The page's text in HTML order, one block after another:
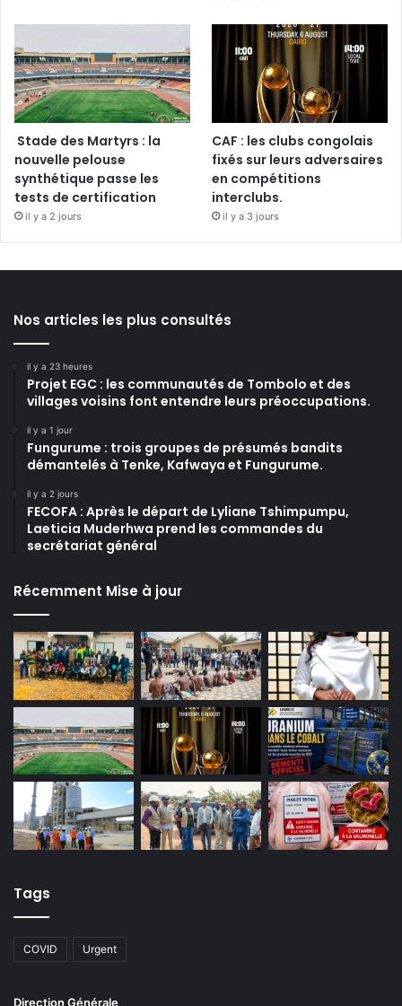
Stade des Martyrs : la
nouvelle pelouse
synthétique passe les
tests de certification
il y a 2 jours
CAF : les clubs congolais
fixés sur leurs adversaires
en compétitions
interclubs.
il y a 3 jours
Nos articles les plus consultés
il y a 23 heures
Projet EGC : les communautés de Tombolo et des
villages voisins font entendre leurs préoccupations.
il y a 1 jour
Fungurume : trois groupes de présumés bandits
démantelés à Tenke, Kafwaya et Fungurume.
il y a 2 jours
FECOFA : Après le départ de Lyliane Tshimpumpu,
Laeticia Muderhwa prend les commandes du
secrétariat général
Récemment Mise à jour
Tags
COVID Urgent
Direction Générale